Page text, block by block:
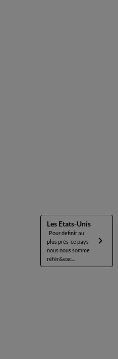
Les Etats-Unis
Pour definir au
plus prés ce pays
nous nous somme
référ&eac...